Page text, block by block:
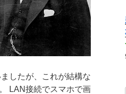
したが、これが結構な
LAN接続でスマホで画